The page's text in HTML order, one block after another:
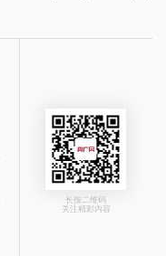
长按二维码
关注精彩内容